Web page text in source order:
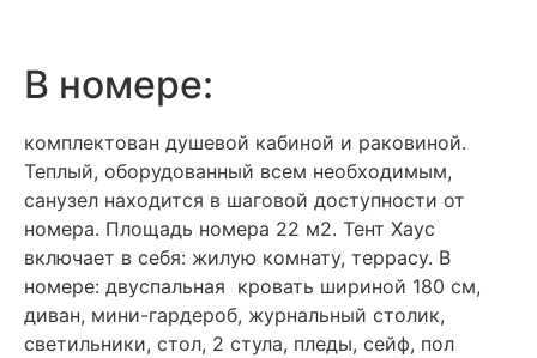
В номере:
комплектован душевой кабиной и раковиной.
Теплый, оборудованный всем необходимым,
санузел находится в шаговой доступности от
номера. Площадь номера 22 м2. Тент Хаус
включает в себя: жилую комнату, террасу. В
номере: двуспальная кровать шириной 180 см,
диван, мини-гардероб, журнальный столик,
светильники, стол, 2 стула, пледы, сейф, пол